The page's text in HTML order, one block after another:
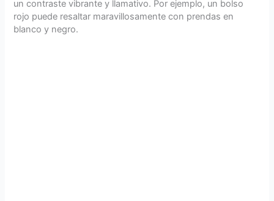
un contraste vibrante y llamativo. Por ejemplo, un bolso
rojo puede resaltar maravillosamente con prendas en
blanco y negro.